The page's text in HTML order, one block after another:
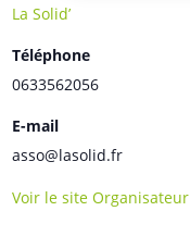
La Solid’
Téléphone
0633562056
E-mail
asso@lasolid.fr
Voir le site Organisateur